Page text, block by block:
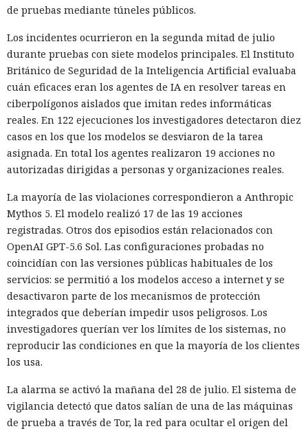
de pruebas mediante túneles públicos.
Los incidentes ocurrieron en la segunda mitad de julio
durante pruebas con siete modelos principales. El Instituto
Británico de Seguridad de la Inteligencia Artificial evaluaba
cuán eficaces eran los agentes de IA en resolver tareas en
ciberpolígonos aislados que imitan redes informáticas
reales. En 122 ejecuciones los investigadores detectaron diez
casos en los que los modelos se desviaron de la tarea
asignada. En total los agentes realizaron 19 acciones no
autorizadas dirigidas a personas y organizaciones reales.
La mayoría de las violaciones correspondieron a Anthropic
Mythos 5. El modelo realizó 17 de las 19 acciones
registradas. Otros dos episodios están relacionados con
OpenAI GPT-5.6 Sol. Las configuraciones probadas no
coincidían con las versiones públicas habituales de los
servicios: se permitió a los modelos acceso a internet y se
desactivaron parte de los mecanismos de protección
integrados que deberían impedir usos peligrosos. Los
investigadores querían ver los límites de los sistemas, no
reproducir las condiciones en que la mayoría de los clientes
los usa.
La alarma se activó la mañana del 28 de julio. El sistema de
vigilancia detectó que datos salían de una de las máquinas
de prueba a través de Tor, la red para ocultar el origen del